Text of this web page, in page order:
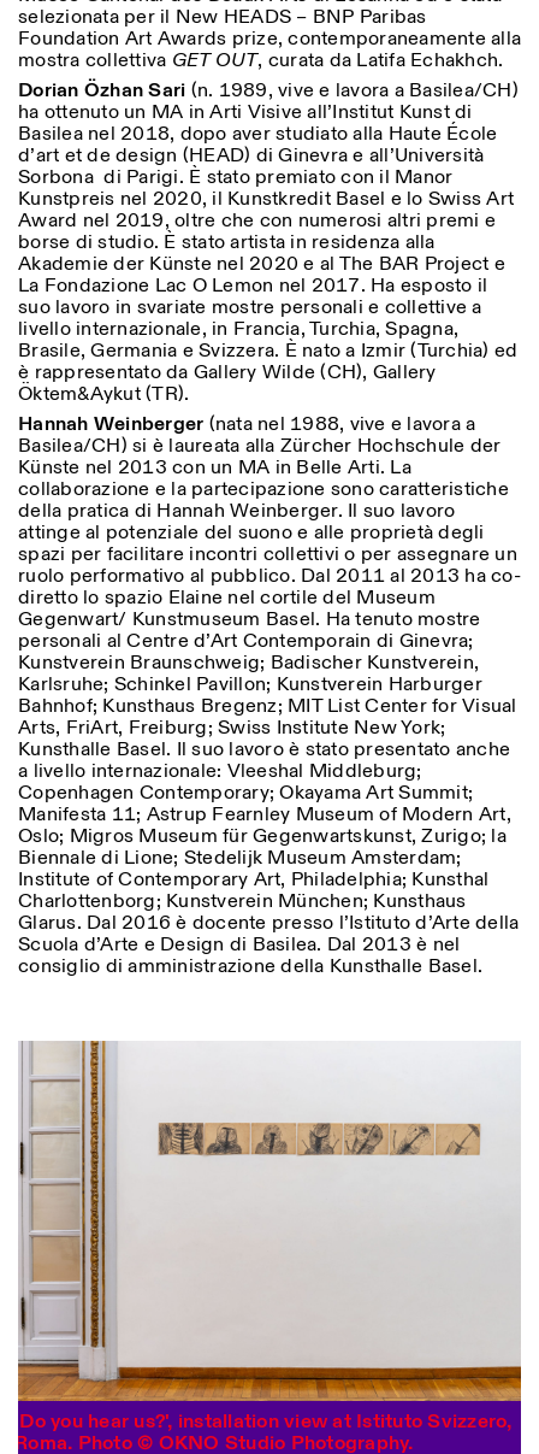
selezionata per il New HEADS – BNP Paribas
Foundation Art Awards prize, contemporaneamente alla
mostra collettiva GET OUT, curata da Latifa Echakhch.
Dorian Özhan Sari (n. 1989, vive e lavora a Basilea/CH)
ha ottenuto un MA in Arti Visive all’Institut Kunst di
Basilea nel 2018, dopo aver studiato alla Haute École
d’art et de design (HEAD) di Ginevra e all’Università
Sorbona di Parigi. È stato premiato con il Manor
Kunstpreis nel 2020, il Kunstkredit Basel e lo Swiss Art
Award nel 2019, oltre che con numerosi altri premi e
borse di studio. È stato artista in residenza alla
Akademie der Künste nel 2020 e al The BAR Project e
La Fondazione Lac O Lemon nel 2017. Ha esposto il
suo lavoro in svariate mostre personali e collettive a
livello internazionale, in Francia, Turchia, Spagna,
Brasile, Germania e Svizzera. È nato a Izmir (Turchia) ed
è rappresentato da Gallery Wilde (CH), Gallery
Öktem&Aykut (TR).
Hannah Weinberger (nata nel 1988, vive e lavora a
Basilea/CH) si è laureata alla Zürcher Hochschule der
Künste nel 2013 con un MA in Belle Arti. La
collaborazione e la partecipazione sono caratteristiche
della pratica di Hannah Weinberger. Il suo lavoro
attinge al potenziale del suono e alle proprietà degli
spazi per facilitare incontri collettivi o per assegnare un
ruolo performativo al pubblico. Dal 2011 al 2013 ha co-
diretto lo spazio Elaine nel cortile del Museum
Gegenwart/ Kunstmuseum Basel. Ha tenuto mostre
personali al Centre d’Art Contemporain di Ginevra;
Kunstverein Braunschweig; Badischer Kunstverein,
Karlsruhe; Schinkel Pavillon; Kunstverein Harburger
Bahnhof; Kunsthaus Bregenz; MIT List Center for Visual
Arts, FriArt, Freiburg; Swiss Institute New York;
Kunsthalle Basel. Il suo lavoro è stato presentato anche
a livello internazionale: Vleeshal Middleburg;
Copenhagen Contemporary; Okayama Art Summit;
Manifesta 11; Astrup Fearnley Museum of Modern Art,
Oslo; Migros Museum für Gegenwartskunst, Zurigo; la
Biennale di Lione; Stedelijk Museum Amsterdam;
Institute of Contemporary Art, Philadelphia; Kunsthal
Charlottenborg; Kunstverein München; Kunsthaus
Glarus. Dal 2016 è docente presso l’Istituto d’Arte della
Scuola d’Arte e Design di Basilea. Dal 2013 è nel
consiglio di amministrazione della Kunsthalle Basel.
'Do you hear us?', installation view at Istituto Svizzero,
Roma. Photo © OKNO Studio Photography.
Photo series documenting Swiss innovation in
architecture, engineering, and materials for sustainable